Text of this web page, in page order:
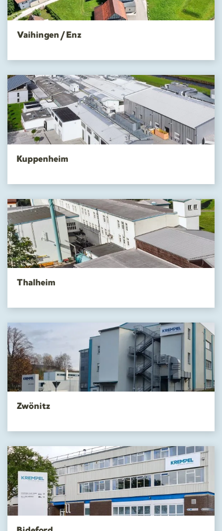
Vaihingen/Enz
Kuppenheim
Thalheim
Zwönitz